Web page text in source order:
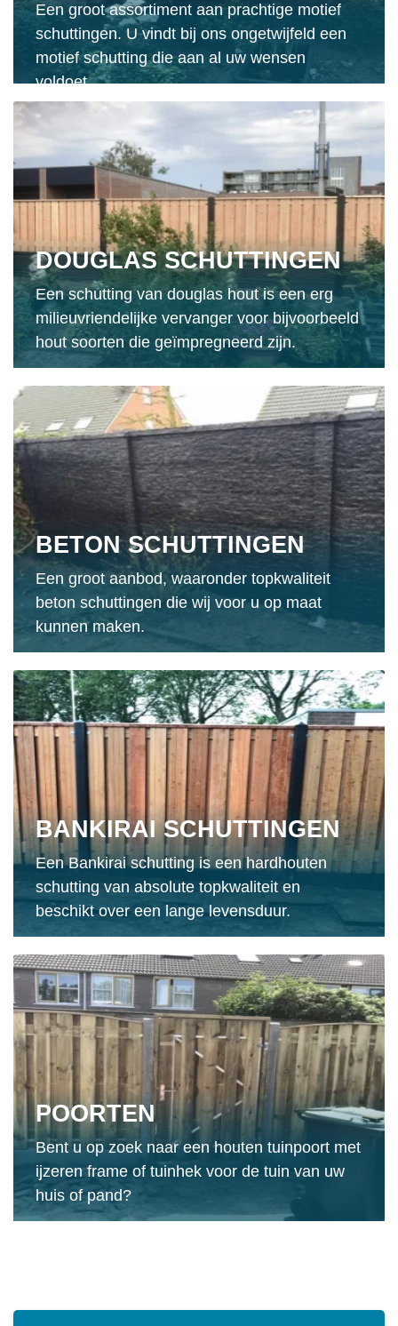
Een groot assortiment aan prachtige motief
schuttingen. U vindt bij ons ongetwijfeld een
motief schutting die aan al uw wensen
voldoet.
DOUGLAS SCHUTTINGEN
Een schutting van douglas hout is een erg
milieuvriendelijke vervanger voor bijvoorbeeld
hout soorten die geïmpregneerd zijn.
BETON SCHUTTINGEN
Een groot aanbod, waaronder topkwaliteit
beton schuttingen die wij voor u op maat
kunnen maken.
BANKIRAI SCHUTTINGEN
Een Bankirai schutting is een hardhouten
schutting van absolute topkwaliteit en
beschikt over een lange levensduur.
POORTEN
Bent u op zoek naar een houten tuinpoort met
ijzeren frame of tuinhek voor de tuin van uw
huis of pand?